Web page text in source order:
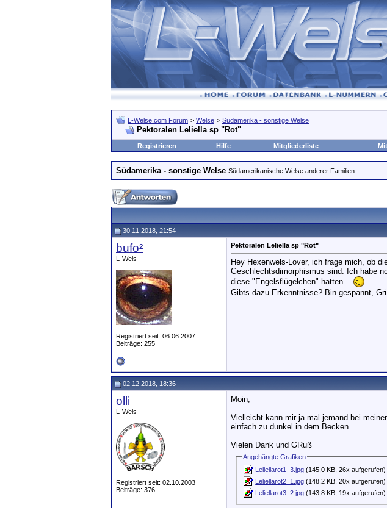
L-Welse.com Forum > Welse > Südamerika - sonstige Welse
Pektoralen Leliella sp "Rot"
Registrieren
Hilfe Mitgliederliste
Südamerika - sonstige Welse Südamerikanische Welse anderer Familien.
30.11.2018, 21:54
bufo²
L-Wels
Registriert seit: 06.06.2007
Beiträge: 255
Pektoralen Leliella sp "Rot"
Hey Hexenwels-Lover, ich frage mich, ob
Geschlechtsdimorphismus sind. Ich habe
diese "Engelsflügelchen" hatten...
Gibts dazu Erkenntnisse? Bin gespannt,
02.12.2018, 18:36
olli
L-Wels
Registriert seit: 02.10.2003
Beiträge: 376
Moin,
Vielleicht kann mir ja mal jemand bei
einfach zu dunkel in dem Becken.
Vielen Dank und GRuß
Angehängte Grafiken
Leliellarot1_3.jpg (145,0 KB, 26x aufgerufen)
Leliellarot2_1.jpg (148,2 KB, 20x aufgerufen)
Leliellarot3_2.jpg (143,8 KB, 19x aufgerufen)